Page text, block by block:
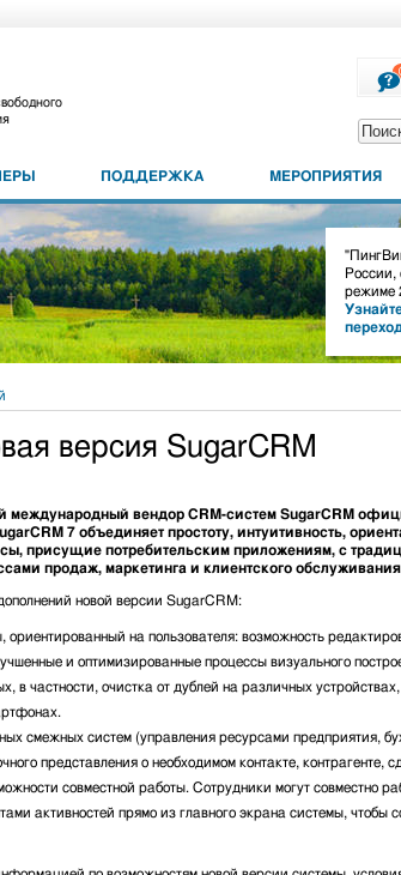
ПОДДЕРЖКА МЕРОПРИЯТИЯ
режиме
версия SugarCRM
международный вендор CRM-систем SugarCRM
7 объединяет простоту, интуитивность,
присущие потребительским приложениям, с
продаж, маркетинга и клиентского
новой версии SugarCRM:
ориентированный на пользователя: возможность
и оптимизированные процессы визуального
в частности, очистка от дублей на различных
смежных систем (управления ресурсами предприятия,
представления о необходимом контакте, контрагенте,
совместной работы. Сотрудники могут совместно
активностей прямо из главного экрана системы, чтобы